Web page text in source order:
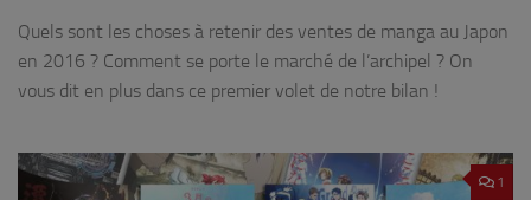
Quels sont les choses à retenir des ventes de manga au Japon
en 2016 ? Comment se porte le marché de l’archipel ? On
vous dit en plus dans ce premier volet de notre bilan !
1